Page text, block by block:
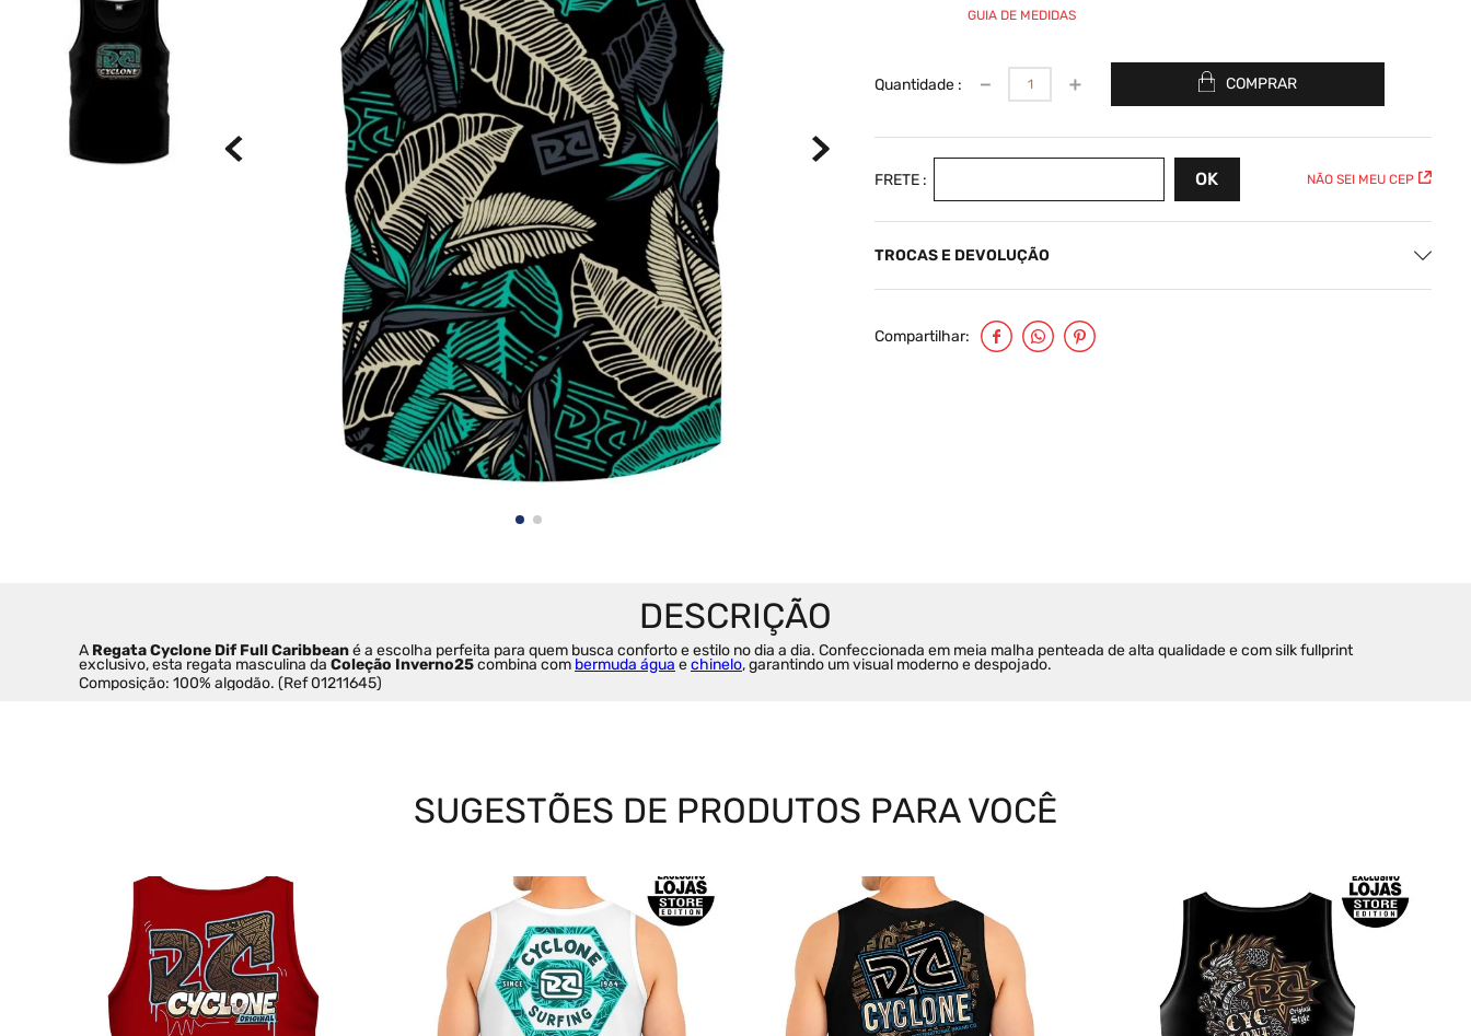
GUIA DE MEDIDAS
Quantidade ＋
－ COMPRAR
NÃO SEI MEU CEP
TROCAS E DEVOLUÇÃO
Compartilhar
A Regata Cyclone Dif Full Caribbean é a escolha perfeita para quem busca conforto e estilo no dia a dia. Confeccionada em meia malha penteada de alta qualidade e com silk fullprint
exclusivo, esta regata masculina da Coleção Inverno25 combina com bermuda água e chinelo, garantindo um visual moderno e despojado.
Composição: 100% algodão. (Ref 01211645)
SUGESTÕES DE PRODUTOS PARA VOCÊ
Saia
10 Bermuda Veludo